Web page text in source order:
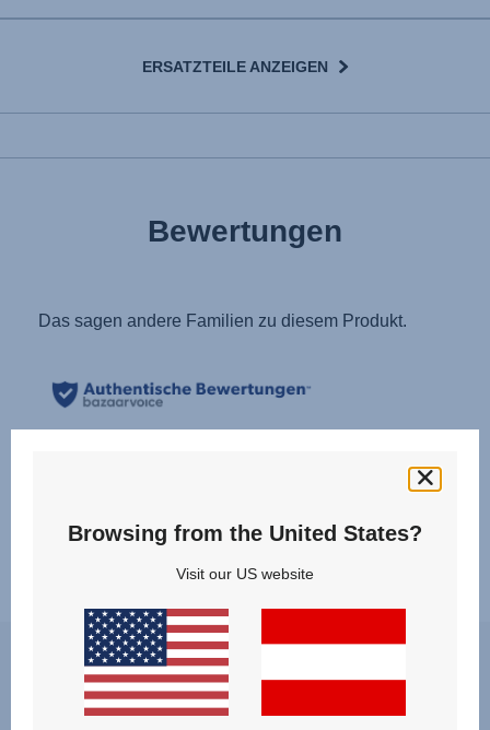
ERSATZTEILE ANZEIGEN
Bewertungen
Es kann im Moment zu leichten Verzögerungen bei der
Beantwortung der Fragen kommen, wir werden uns jedoch so
schnell wie möglich bei dir melden. Beste Grüße, Britax Römer
Browsing from the United States?
Visit our US website